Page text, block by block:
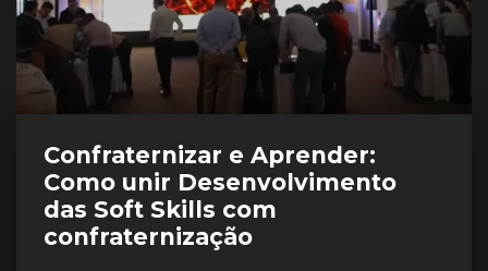
Confraternizar e Aprender:
Como unir Desenvolvimento
das Soft Skills com
confraternização